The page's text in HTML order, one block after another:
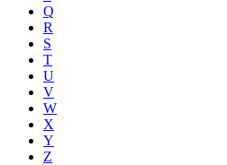
Q
R
S
T
U
V
W
X
Y
Z